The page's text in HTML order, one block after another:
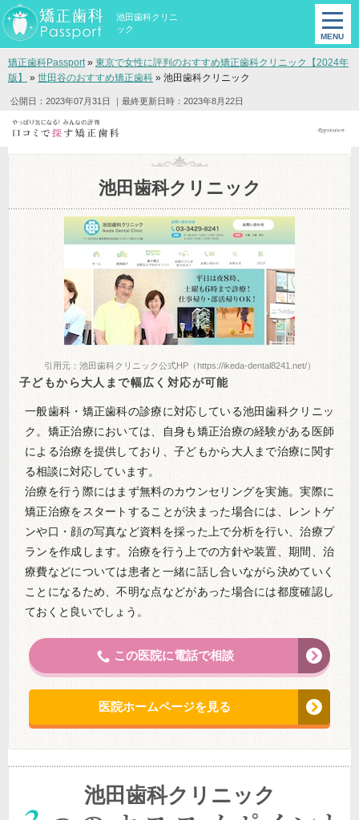
池田歯科クリニ
ック
矯正歯科Passport» 東京で女性に評判のおすすめ矯正歯科クリニック【2024年
版】
» 世田谷のおすすめ矯正歯科 » 池田歯科クリニック
公開日：2023年07月31日 ｜最終更新日時：2023年8月22日
池田歯科クリニック
引用元：池田歯科クリニック公式HP（https://ikeda-dental8241.net/）
子どもから大人まで幅広く対応が可能
一般歯科・矯正歯科の診療に対応している池田歯科クリニッ
ク。矯正治療においては、自身も矯正治療の経験がある医師
による治療を提供しており、子どもから大人まで治療に関す
る相談に対応しています。
治療を行う際にはまず無料のカウンセリングを実施。実際に
矯正治療をスタートすることが決まった場合には、レントゲ
ンや口・顔の写真など資料を採った上で分析を行い、治療プ
ランを作成します。治療を行う上での方針や装置、期間、治
療費などについては患者と一緒に話し合いながら決めていく
ことになるため、不明な点などがあった場合には都度確認し
ておくと良いでしょう。
この医院に電話で相談
医院ホームページを見る
池田歯科クリニック